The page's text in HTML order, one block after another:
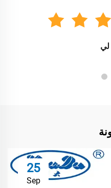
25
Sep